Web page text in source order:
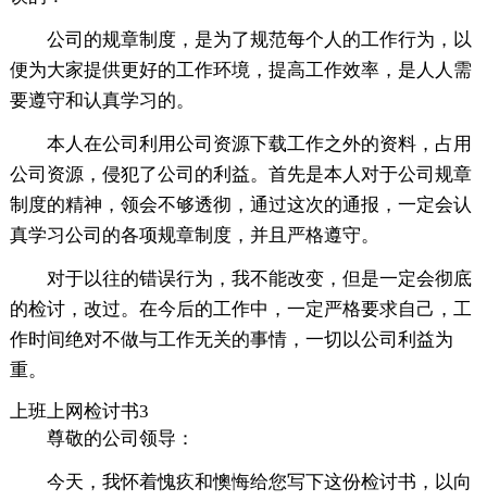
公司的规章制度，是为了规范每个人的工作行为，以
便为大家提供更好的工作环境，提高工作效率，是人人需
要遵守和认真学习的。
本人在公司利用公司资源下载工作之外的资料，占用
公司资源，侵犯了公司的利益。首先是本人对于公司规章
制度的精神，领会不够透彻，通过这次的通报，一定会认
真学习公司的各项规章制度，并且严格遵守。
对于以往的错误行为，我不能改变，但是一定会彻底
的检讨，改过。在今后的工作中，一定严格要求自己，工
作时间绝对不做与工作无关的事情，一切以公司利益为
重。
上班上网检讨书3
尊敬的公司领导：
今天，我怀着愧疚和懊悔给您写下这份检讨书，以向